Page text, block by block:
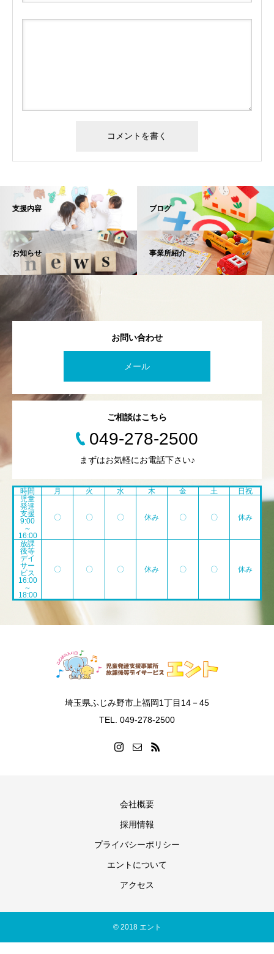
支援内容 ブログ
お知らせ 事業所紹介
お問い合わせ
メール
ご相談はこちら
049-278-2500
まずはお気軽にお電話下さい♪
時間 月 火 水 木 金 土
日祝
児童
発達
支援
9:00
～
16:00
〇 〇 〇 休み 〇 〇 休み
放課
後等
デイ
サー
ビス
16:00
～
18:00
〇 〇 〇 休み 〇 〇 休み
埼玉県ふじみ野市上福岡1丁目14－45
TEL. 049-278-2500
会社概要
採用情報
プライバシーポリシー
エントについて
アクセス
© 2018 エント